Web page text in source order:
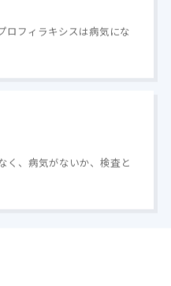
ロフィラキシスは病気にな
く、病気がないか、検査と